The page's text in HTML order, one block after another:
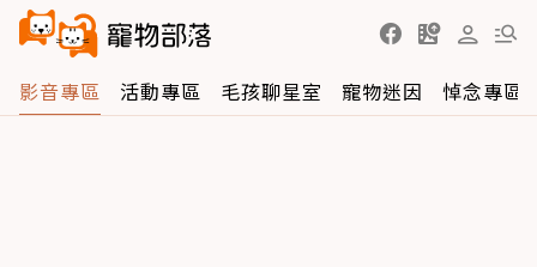
影音專區 活動專區 毛孩聊星室 寵物迷因 悼念專區